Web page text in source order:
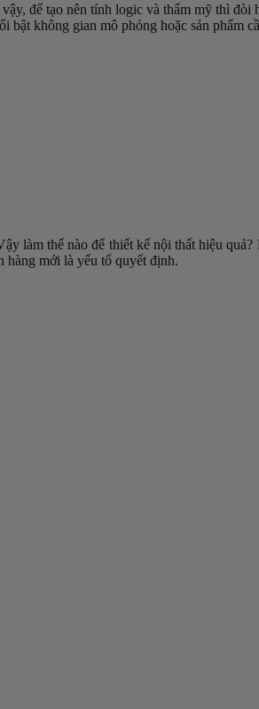
để tạo nên tính logic và thẩm mỹ thì đòi
bật không gian mô phỏng hoặc sản phẩm
làm thế nào để thiết kế nội thất hiệu
hàng mới là yếu tố quyết định.